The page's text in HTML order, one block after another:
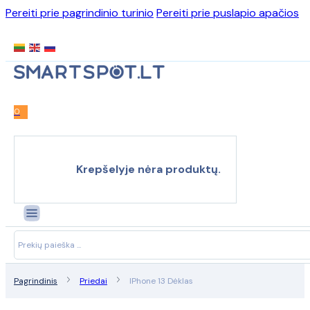
Pereiti prie pagrindinio turinio Pereiti prie puslapio apačios
0
Krepšelyje nėra produktų.
Search
...
Pagrindinis Priedai IPhone 13 Dėklas